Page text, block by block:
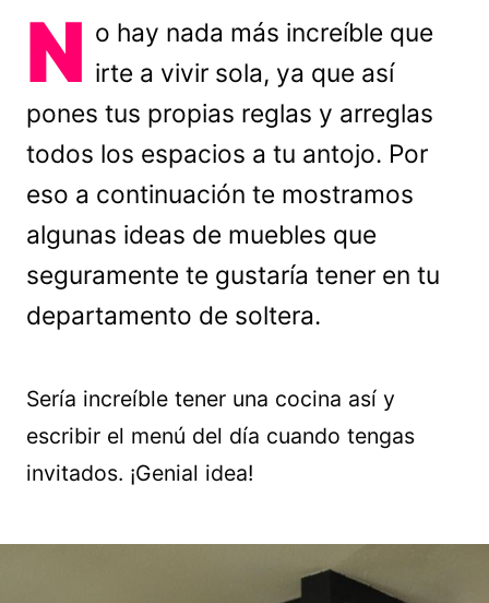
N o hay nada más increíble que
irte a vivir sola, ya que así
pones tus propias reglas y arreglas
todos los espacios a tu antojo. Por
eso a continuación te mostramos
algunas ideas de muebles que
seguramente te gustaría tener en tu
departamento de soltera.
Sería increíble tener una cocina así y
escribir el menú del día cuando tengas
invitados. ¡Genial idea!